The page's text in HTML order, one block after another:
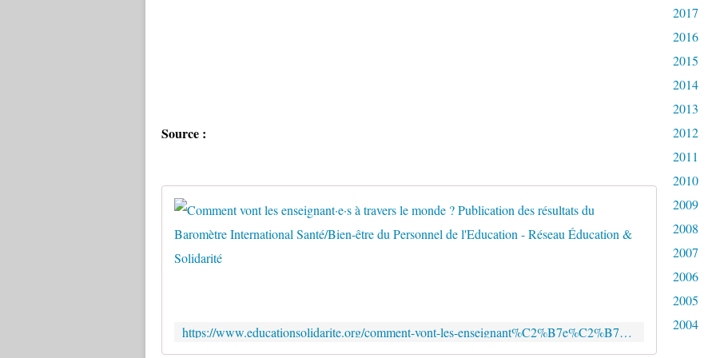
Source :
è
https://www.educationsolidarite.org/comment-vont-les-enseignant%C2%B7e%C2%B7s-a-travers-le-monde-publication-des-resultats-du-barometre-international-sante-bien-etre-du-personnel-de-leducation/
2017
2016
2015
2014
2013
2012
2011
2010
2009
2008
2007
2006
2005
2004